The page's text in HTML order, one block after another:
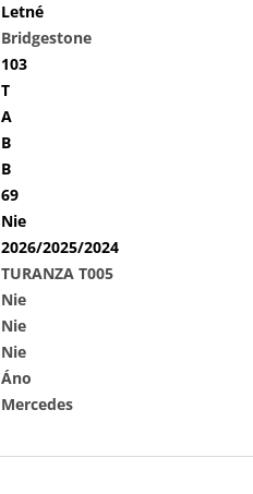
Letné
Bridgestone
103
T
A
B
B
69
Nie
2026/2025/2024
TURANZA T005
Nie
Nie
Nie
Áno
Mercedes